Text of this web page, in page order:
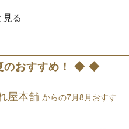
見る
のおすすめ！ ◆ ◆
屋本舗 からの7月8月おすす